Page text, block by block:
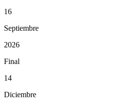
16
Septiembre
2026
Final
14
Diciembre